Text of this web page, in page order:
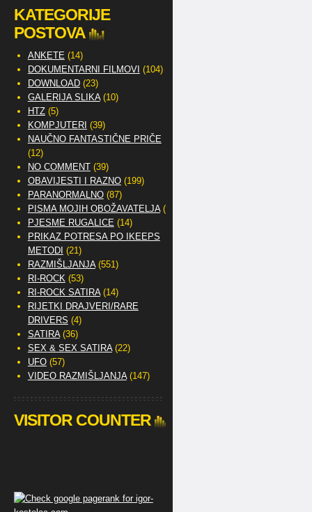
KATEGORIJE
POSTOVA
ANKETE (14)
DOKUMENTARNI FILMOVI (104)
DOWNLOAD(23)
GALERIJA SLIKA(10)
HTZ(5)
KOMPJUTERI (39)
NAUČNO FANTASTIČNE PRIČE
(12)
NO COMMENT(39)
OBAVIJESTI I RAZNO(199)
PARANORMALNO(87)
PISMA MOJIH OBOŽAVATELJA(2)
PJESME RUGALICE (14)
PRIKAZ POTRESA PO IKEEPS
METODI (21)
RAZMIŠLJANJA(551)
RI-ROCK(53)
RI-ROCK SATIRA(14)
RIJETKI DRAJVERI/RARE
DRIVERS (4)
SATIRA(36)
SEX & SEX SATIRA(22)
UFO(57)
VIDEO RAZMIŠLJANJA(147)
VISITOR COUNTER